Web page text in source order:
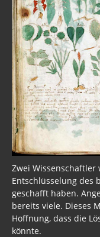
Zwei
Entschlüsselung des
geschafft haben.
bereits viele. Dieses
Hoffnung, dass die
könnte.